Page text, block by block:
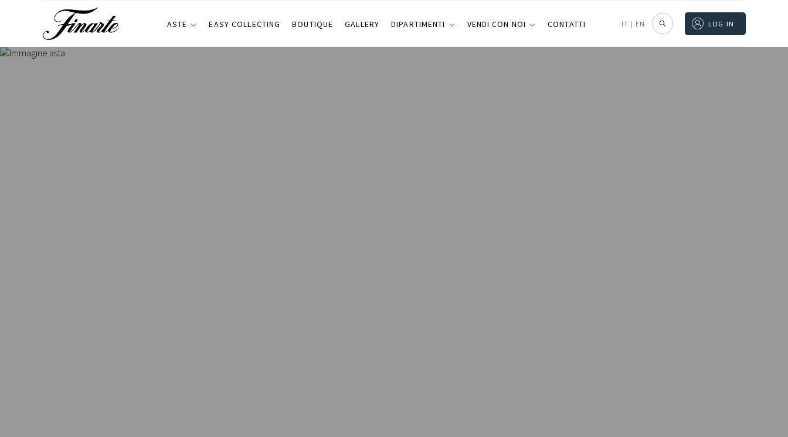
ASTE EASY COLLECTING BOUTIQUE GALLERY DIPARTIMENTI VENDI CON NOI CONTATTI IT | EN LOG IN